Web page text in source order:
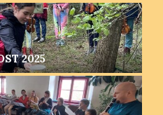
2025